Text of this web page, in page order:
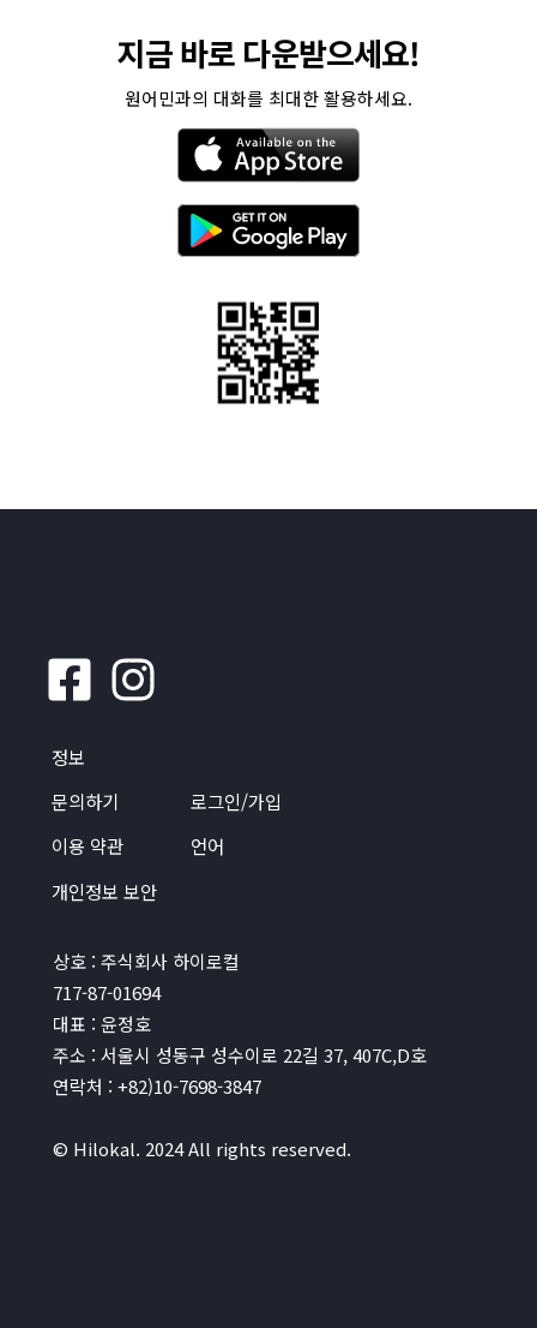
지금 바로 다운받으세요!
원어민과의 대화를 최대한 활용하세요.
정보
문의하기
이용 약관
개인정보 보안
로그인/가입
언어
상호 : 주식회사 하이로컬
717-87-01694
대표 : 윤정호
주소 : 서울시 성동구 성수이로 22길 37, 407C,D호
연락처 : +82)10-7698-3847
© Hilokal. 2024 All rights reserved.